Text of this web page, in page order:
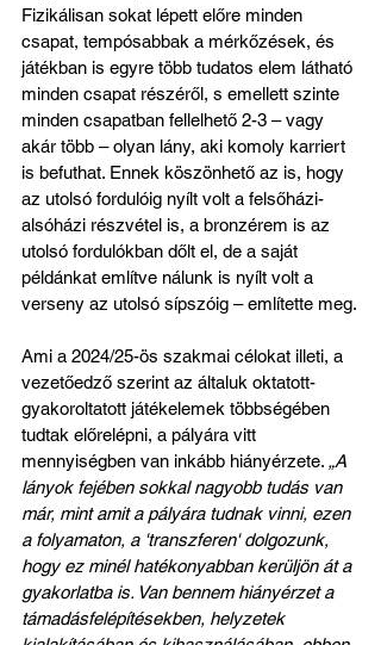
Fizikálisan sokat lépett előre minden
csapat, tempósabbak a mérkőzések, és
játékban is egyre több tudatos elem látható
minden csapat részéről, s emellett szinte
minden csapatban fellelhető 2-3 – vagy
akár több – olyan lány, aki komoly karriert
is befuthat. Ennek köszönhető az is, hogy
az utolsó fordulóig nyílt volt a felsőházi-
alsóházi részvétel is, a bronzérem is az
utolsó fordulókban dőlt el, de a saját
példánkat említve nálunk is nyílt volt a
verseny az utolsó sípszóig – említette meg.
Ami a 2024/25-ös szakmai célokat illeti, a
vezetőedző szerint az általuk oktatott-
gyakoroltatott játékelemek többségében
tudtak előrelépni, a pályára vitt
mennyiségben van inkább hiányérzete. „A
lányok fejében sokkal nagyobb tudás van
már, mint amit a pályára tudnak vinni, ezen
a folyamaton, a 'transzferen' dolgozunk,
hogy ez minél hatékonyabban kerüljön át a
gyakorlatba is. Van bennem hiányérzet a
támadásfelépítésekben, helyzetek